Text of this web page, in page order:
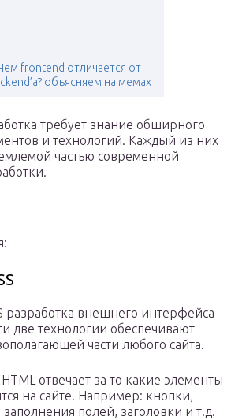
frontend отличается от
объясняем на мемах
требует знание обширного
и технологий. Каждый из них
частью современной
разработка внешнего интерфейса
две технологии обеспечивают
части любого сайта.
отвечает за то какие элементы
на сайте. Например: кнопки,
полей, заголовки и т.д.